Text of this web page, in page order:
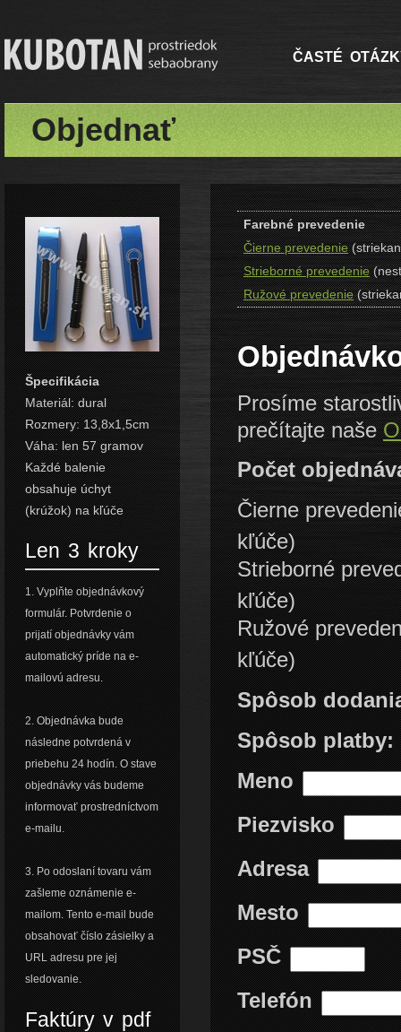
ČASTÉ
Objednať
Špecifikácia
Materiál: dural
Rozmery: 13,8x1,5cm
Váha: len 57 gramov
Každé balenie
obsahuje úchyt
(krúžok) na kľúče
Len 3 kroky
1. Vyplňte objednávkový
formulár. Potvrdenie o
prijatí objednávky vám
automatický príde na e-
mailovú adresu.
2. Objednávka bude
následne potvrdená v
priebehu 24 hodín. O stave
objednávky vás budeme
informovať prostredníctvom
e-mailu.
3. Po odoslaní tovaru vám
zašleme oznámenie e-
mailom. Tento e-mail bude
obsahovať číslo zásielky a
URL adresu pre jej
sledovanie.
Faktúry v pdf
Farebné prevedenie
Čierne prevedenie
Strieborné prevedenie
Ružové prevedenie
Prosíme
prečítajte naše
Počet
Čierne
kľúče)
Strieborné
kľúče)
Ružové
kľúče)
Spôsob
Spôsob platby:
Meno
Piezvisko
Adresa
Mesto
PSČ
Telefón